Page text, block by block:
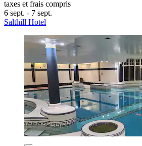
taxes et frais compris
6 sept. - 7 sept.
Salthill Hotel